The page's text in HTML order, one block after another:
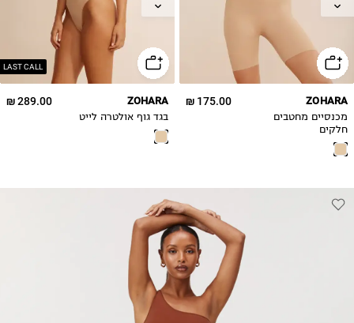
38-40
46-48
175.00 ₪ ZOHARA
מכנסיים מחטבים
חלקים
LAST CALL
L
2XL
289.00 ₪ ZOHARA
בגד גוף אולטרה לייט